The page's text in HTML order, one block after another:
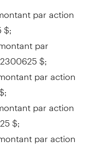
par action
$;
par
$;
par action
par action
$;
par action